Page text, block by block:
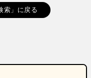
索」に戻る